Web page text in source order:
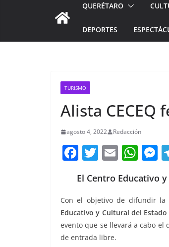
QUERÉTARO
DEPORTES
TURISMO
Alista
agosto 4, 2022 Redacción
F
c
e
b
o
T
itt
er
E
ai
l
W
at
s
A
p
e
n
g
El Centro Educativo
Con el objetivo de difundir la
Educativo y Cultural del Estado
evento que se llevará a cabo el
de entrada libre.